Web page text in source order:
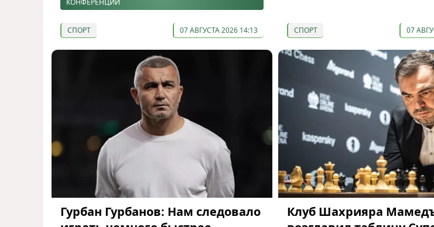
КОНФЕРЕНЦИЙ
СПОРТ 07 АВГУСТА 2026 14:13 СПОРТ 07
Гурбан Гурбанов: Нам следовало
Клуб Шахрияра